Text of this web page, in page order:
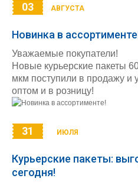
03 АВГУСТА
Новинка в
Уважаемые покупатели!
Новые курьерские пакеты
мкм поступили в продажу и
оптом и в розницу!
31 ИЮЛЯ
Курьерские пакеты:
сегодня!